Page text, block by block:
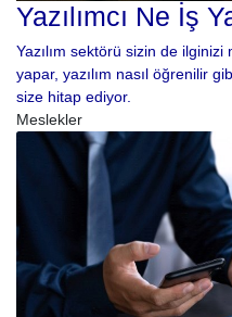
Yazılımcı Ne İş
Yazılım sektörü sizin de ilginizi
yapar, yazılım nasıl öğrenilir
size hitap ediyor.
Meslekler